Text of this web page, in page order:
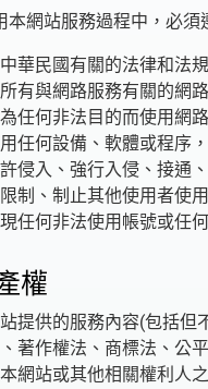
本網站服務過程中，必須
華民國有關的法律和法規
有與網路服務有關的網
任何非法目的而使用網
任何設備、軟體或程序
侵入、強行入侵、接通
制、制止其他使用者使
任何非法使用帳號或任
權
提供的服務內容(包括但
著作權法、商標法、公
網站或其他相關權利人